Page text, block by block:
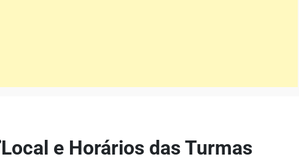
Local e Horários das Turmas